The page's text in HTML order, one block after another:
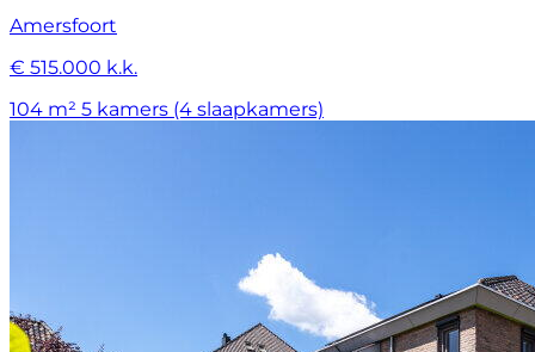
Amersfoort
€ 515.000 k.k.
104 m² 5 kamers (4 slaapkamers)